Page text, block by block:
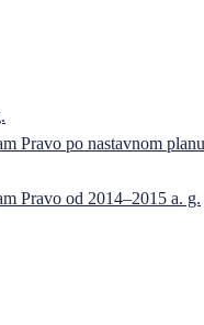
Pravo po nastavnom
Pravo od 2014–2015 a. g.